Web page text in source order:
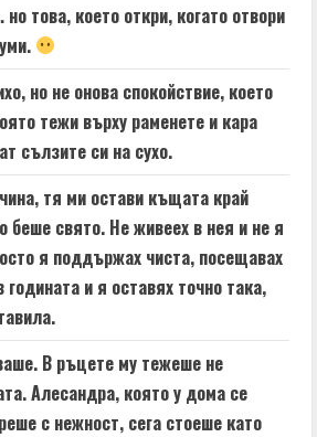
това, което откри, когато отвори
но не онова спокойствие, което
тежи върху раменете и кара
сълзите си на сухо.
тя ми остави къщата край
беше свято. Не живеех в нея и не я
я поддържах чиста, посещавах
и я оставях точно така,
В ръцете му тежеше не
Алесандра, която у дома се
с нежност, сега стоеше като